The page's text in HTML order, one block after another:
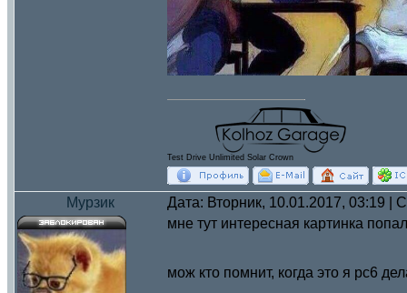
Test Drive Unlimited Solar Crown
Мурзик Дата: Вторник, 10.01.2017, 03:19 |
мне тут интересная картинка
мож кто помнит, когда это я рс6